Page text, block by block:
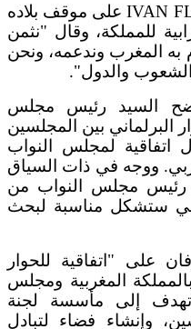
وشدد السيد IVAN FLORES GARCIA على موقف بلاده
للمملكة، وقال "نثمن
به المغرب وندعمه، ونحن
الشعوب والدول".
السيد رئيس مجلس
البرلماني بين المجلسين
اتفاقية لمجلس النواب
ووجه في ذات السياق
رئيس مجلس النواب من
ستشكل مناسبة لبحث
على "اتفاقية للحوار
المغربية ومجلس
تهدف إلى مأسسة لجنة
وإنشاء فضاء لتبادل